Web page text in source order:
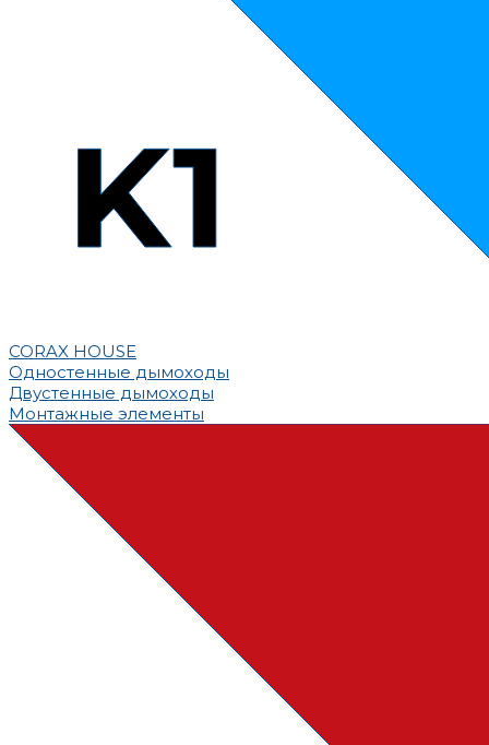
CORAX HOUSE
Одностенные дымоходы
Двустенные дымоходы
Монтажные элементы